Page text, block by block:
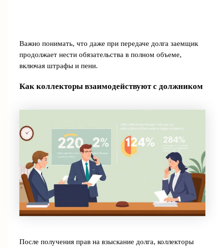
Важно понимать, что даже при передаче долга заемщик
продолжает нести обязательства в полном объеме,
включая штрафы и пени.
Как коллекторы взаимодействуют с должником
После получения прав на взыскание долга, коллекторы